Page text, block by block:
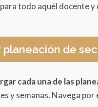
para todo aquél docente
planeación de
cada una de las
y semanas. Navega